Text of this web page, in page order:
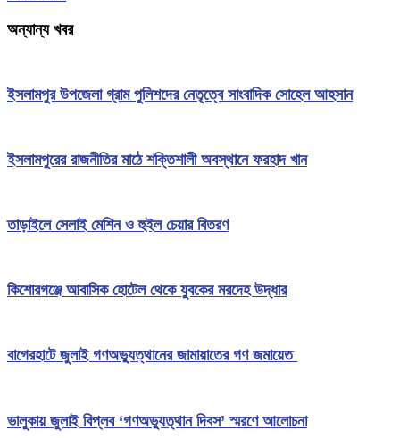
অন্যান্য খবর
ইসলামপুর উপজেলা গ্রাম পুলিশদের নেতৃত্বে সাংবাদিক সোহেল আহসান
ইসলামপুরের রাজনীতির মাঠে শক্তিশালী অবস্থানে ফরহাদ খান
তাড়াইলে সেলাই মেশিন ও হুইল চেয়ার বিতরণ
কিশোরগঞ্জে আবাসিক হোটেল থেকে যুবকের মরদেহ উদ্ধার
বাগেরহাটে জুলাই গণঅভ্যুত্থানের জামায়াতের গণ জমায়েত
ভালুকায় জুলাই বিপ্লব ‘গণঅভ্যুত্থান দিবস’ স্মরণে আলোচনা